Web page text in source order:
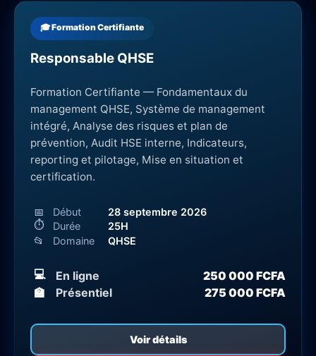
🎓 Formation Certifiante
Responsable QHSE
Formation Certifiante — Fondamentaux du
management QHSE, Système de management
intégré, Analyse des risques et plan de
prévention, Audit HSE interne, Indicateurs,
reporting et pilotage, Mise en situation et
certification.
📅 Début
28 septembre 2026
⏱
Durée
25H
📂
Domaine QHSE
💻 En ligne
250 000 FCFA
🏫
Présentiel 275 000 FCFA
Voir détails